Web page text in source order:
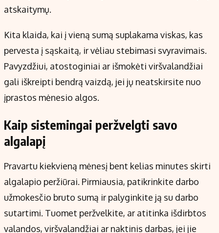
atskaitymų.
Kita klaida, kai į vieną sumą suplakama viskas, kas
pervesta į sąskaitą, ir vėliau stebimasi svyravimais.
Pavyzdžiui, atostoginiai ar išmokėti viršvalandžiai
gali iškreipti bendrą vaizdą, jei jų neatskirsite nuo
įprastos mėnesio algos.
Kaip sistemingai peržvelgti savo
algalapį
Pravartu kiekvieną mėnesį bent kelias minutes skirti
algalapio peržiūrai. Pirmiausia, patikrinkite darbo
užmokesčio bruto sumą ir palyginkite ją su darbo
sutartimi. Tuomet peržvelkite, ar atitinka išdirbtos
valandos, viršvalandžiai ar naktinis darbas, jei jie